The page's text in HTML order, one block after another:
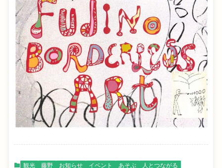
観光 藤野 お知らせ イベント あそぶ 人とつながる